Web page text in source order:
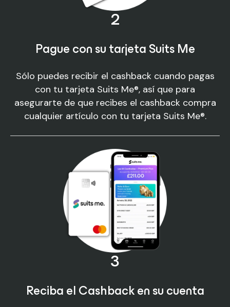
2
Pague con su tarjeta Suits Me
Sólo puedes recibir el cashback cuando pagas
con tu tarjeta Suits Me®, así que para
asegurarte de que recibes el cashback compra
cualquier artículo con tu tarjeta Suits Me®.
3
Reciba el Cashback en su cuenta